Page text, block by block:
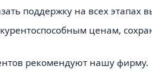
поддержку на всех этапах
ценам,
рекомендуют нашу фирму.